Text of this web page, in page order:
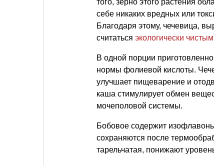
того, зерно этого растения
себе никаких вредных или
Благодаря этому, чечевица,
считаться экологически
В одной порции
нормы фолиевой кислоты.
улучшает пищеварение и
каша стимулирует обмен
мочеполовой системы.
Бобовое содержит
сохраняются после
тарельчатая, понижают